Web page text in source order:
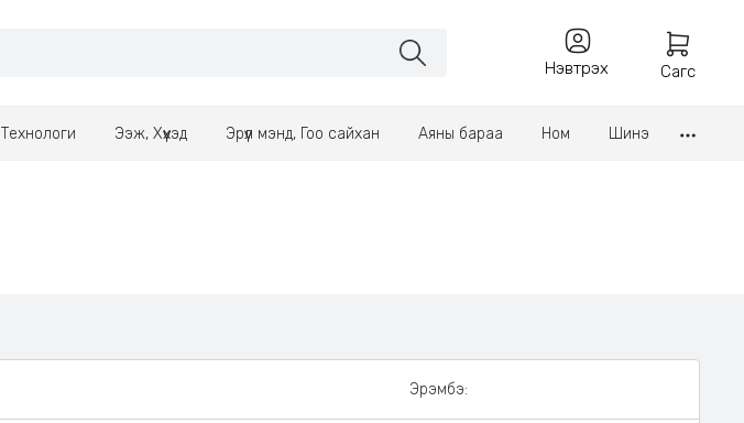
Нэвтрэх Сагс
Технологи Ээж, Хүүхэд Эрүүл мэнд, Гоо сайхан Аяны бараа Ном Шинэ
Эрэмбэ: